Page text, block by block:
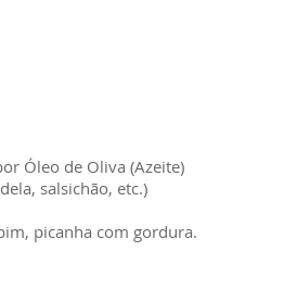
Óleo de Oliva (Azeite)
salsichão, etc.)
picanha com gordura.